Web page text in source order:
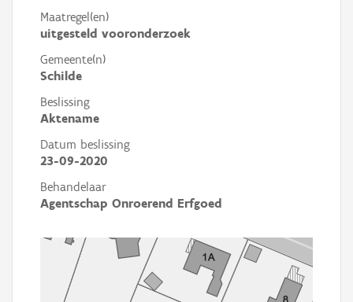
Maatregel(en)
uitgesteld vooronderzoek
Gemeente(n)
Schilde
Beslissing
Aktename
Datum beslissing
23-09-2020
Behandelaar
Agentschap Onroerend Erfgoed